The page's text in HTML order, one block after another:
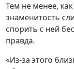
Тем не менее,
знаменитость
спорить с ней
правда.
«Из-за этого